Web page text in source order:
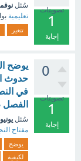
تصويتات
1
إجابة
سُئل نوفمبر
تعليمية
تتغير
0
تصويتات
1
إجابة
يوضح
حدوث
في
الفصل
سُئل يونيو 26
مفتاح
يوضح
لكيفية